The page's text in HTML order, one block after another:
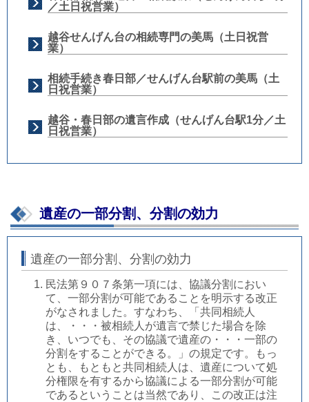
／土日祝営業）
越谷せんげん台の相続専門の美馬（土日祝営
業）
相続手続き春日部／せんげん台駅前の美馬（土
日祝営業）
越谷・春日部の遺言作成（せんげん台駅1分／土
日祝営業）
遺産の一部分割、分割の効力
遺産の一部分割、分割の効力
民法第９０７条第一項には、協議分割におい
て、一部分割が可能であることを明示する改正
がなされました。すなわち、「共同相続人
は、・・・被相続人が遺言で禁じた場合を除
き、いつでも、その協議で遺産の・・・一部の
分割をすることができる。」の規定です。もっ
とも、もともと共同相続人は、遺産について処
分権限を有するから協議による一部分割が可能
であるということは当然であり、この改正は注